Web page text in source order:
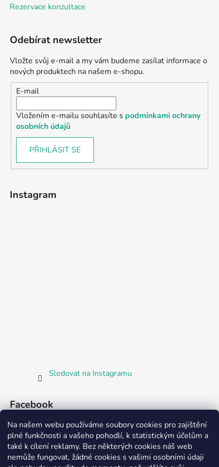
Na našem webu používáme soubory cookies pro zajištění
plné funkčnosti a vašeho pohodlí, k statistickým účelům a
také k cílení reklamy. Bez některých cookies náš web
nemůže fungovat, žádné cookies s vašimi osobními údaji
Rezervace konzultace
Odebírat newsletter
Vložte svůj e-mail a my vám budeme zasílat informace o
nových produktech na našem e-shopu.
E-mail
Vložením e-mailu souhlasíte s podmínkami ochrany
osobních údajů
PŘIHLÁSIT SE
Instagram
Sledovat na Instagramu
Facebook